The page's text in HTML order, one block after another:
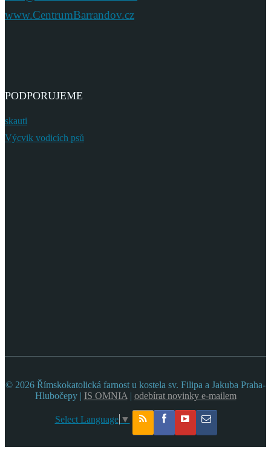
www.CentrumBarrandov.cz
PODPORUJEME
skauti
Výcvik vodicích psů
© 2026 Římskokatolická farnost u kostela sv. Filipa a Jakuba Praha-
Hlubočepy | IS OMNIA | odebírat novinky e-mailem
Select Language ▼